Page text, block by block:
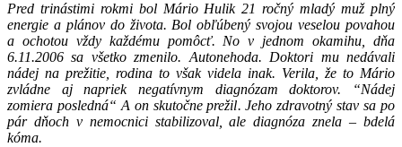
Pred trinástimi rokmi bol Mário Hulik 21 ročný mladý muž plný
energie a plánov do života. Bol obľúbený svojou veselou povahou
a ochotou vždy každému pomôcť. No v jednom okamihu, dňa
6.11.2006 sa všetko zmenilo. Autonehoda. Doktori mu nedávali
nádej na prežitie, rodina to však videla inak. Verila, že to Mário
zvládne aj napriek negatívnym diagnózam doktorov. “Nádej
zomiera posledná“ A on skutočne prežil. Jeho zdravotný stav sa po
pár dňoch v nemocnici stabilizoval, ale diagnóza znela – bdelá
kóma.